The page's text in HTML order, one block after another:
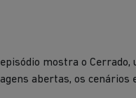
mostra o Cerrado,
abertas, os cenários